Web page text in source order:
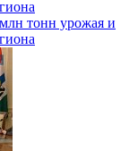
тонн урожая и